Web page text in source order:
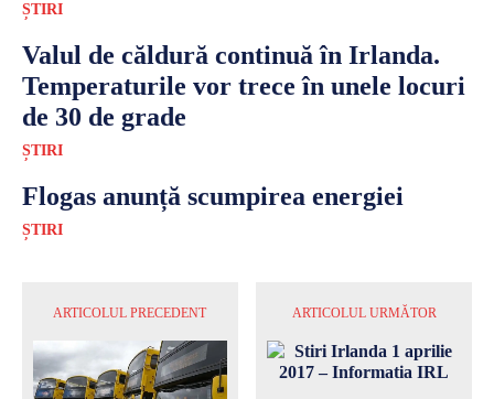
ȘTIRI
Valul de căldură continuă în Irlanda.
Temperaturile vor trece în unele locuri
de 30 de grade
ȘTIRI
Flogas anunță scumpirea energiei
ȘTIRI
ARTICOLUL PRECEDENT ARTICOLUL URMĂTOR